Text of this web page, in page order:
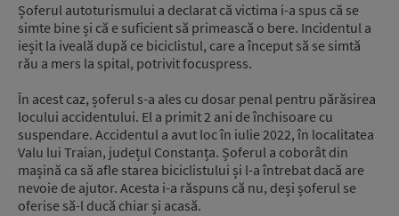
Șoferul autoturismului a declarat că victima i-a spus că se
simte bine și că e suficient să primească o bere. Incidentul a
ieșit la iveală după ce biciclistul, care a început să se simtă
rău a mers la spital, potrivit focuspress.
În acest caz, șoferul s-a ales cu dosar penal pentru părăsirea
locului accidentului. El a primit 2 ani de închisoare cu
suspendare. Accidentul a avut loc în iulie 2022, în localitatea
Valu lui Traian, județul Constanța. Șoferul a coborât din
mașină ca să afle starea biciclistului și l-a întrebat dacă are
nevoie de ajutor. Acesta i-a răspuns că nu, deși șoferul se
oferise să-l ducă chiar și acasă.